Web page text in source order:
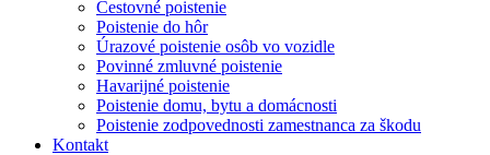
Cestovné poistenie
Poistenie do hôr
Úrazové poistenie osôb vo vozidle
Povinné zmluvné poistenie
Havarijné poistenie
Poistenie domu, bytu a domácnosti
Poistenie zodpovednosti zamestnanca za škodu
Kontakt